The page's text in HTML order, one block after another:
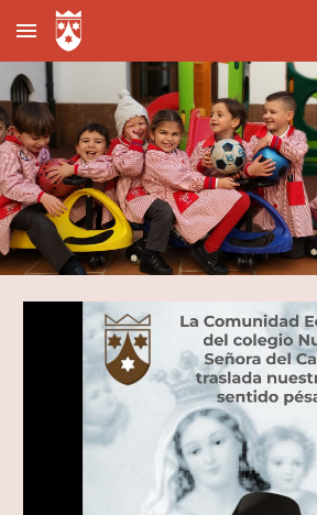
Skip to main content